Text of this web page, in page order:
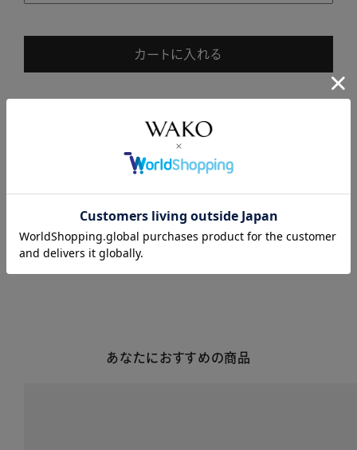
カートに入れる
注意事項・キャンセル・返品
あなたにおすすめの商品